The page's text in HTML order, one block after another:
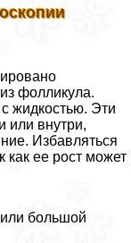
фолликула.
жидкостью. Эти
или внутри,
Избавляться
как ее рост может
или большой